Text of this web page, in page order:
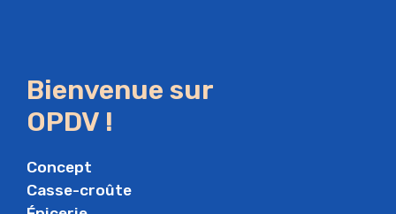
Bienvenue sur
OPDV !
Concept
Casse-croûte